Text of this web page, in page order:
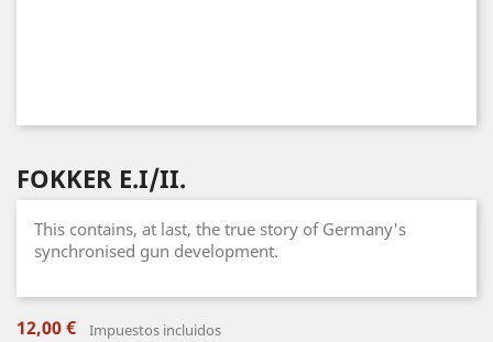
FOKKER E.I/II.
This contains, at last, the true story of Germany's
synchronised gun development.
12,00 € Impuestos incluidos